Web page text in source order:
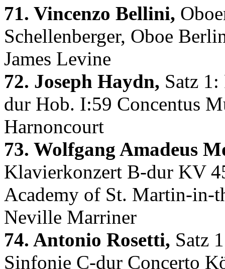
71. Vincenzo Bellini,
Schellenberger, Oboe
James Levine
72. Joseph Haydn, Satz
dur Hob. I:59 Concentus
Harnoncourt
73. Wolfgang Amadeus
Klavierkonzert B-dur KV
Academy of St. Martin-in-
Neville Marriner
74. Antonio Rosetti, Satz
Sinfonie C-dur Concerto